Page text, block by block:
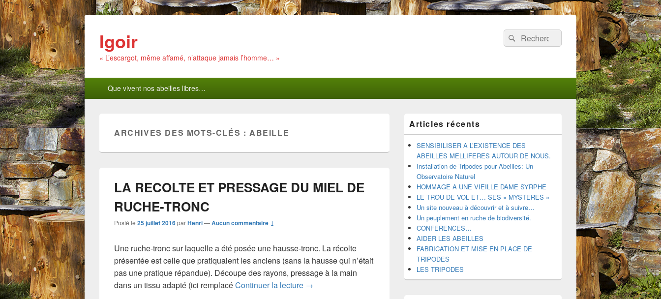
Igoir
« L’escargot, même affamé, n’attaque jamais l’homme… »
Recherche :
Rechercher
Menu
principalQue vivent nos abeilles libres…
ARCHIVES DES MOTS-CLÉS :ABEILLE
LA RECOLTE ET PRESSAGE DU MIEL DE
RUCHE-TRONC
Posté le 25 juillet 2016parHenri—Aucun commentaire ↓
Une ruche-tronc sur laquelle a été posée une hausse-tronc. La récolte
présentée est celle que pratiquaient les anciens (sans la hausse qui n’était
pas une pratique répandue). Découpe des rayons, pressage à la main
dans un tissu adapté (ici remplacéContinuer la lecture LA RECOLTE ET PRESSAGE DU MIEL DE RUCHE-TRONC
→
principale
de
widget
barre
latérale
Articles récents
SENSIBILISER A L’EXISTENCE DES
ABEILLES MELLIFERES AUTOUR DE NOUS.
Installation de Tripodes pour Abeilles: Un
Observatoire Naturel
HOMMAGE A UNE VIEILLE DAME SYRPHE
LE TROU DE VOL ET… SES « MYSTÈRES »
Un site nouveau à découvrir et à suivre…
Un peuplement en ruche de biodiversité.
CONFERENCES…
AIDER LES ABEILLES
FABRICATION ET MISE EN PLACE DE
TRIPODES
LES TRIPODES